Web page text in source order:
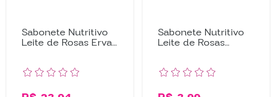
Sabonete Nutritivo
Leite de Rosas Erva
Doce com 6
Unidades
Sabonete Nutritivo
Leite de Rosas
Lavanda